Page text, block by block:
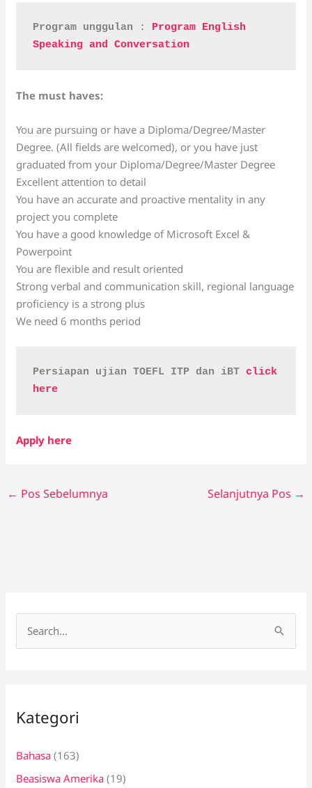
Program unggulan : Program English
Speaking and Conversation
The must haves:
You are pursuing or have a Diploma/Degree/Master
Degree. (All fields are welcomed), or you have just
graduated from your Diploma/Degree/Master Degree
Excellent attention to detail
You have an accurate and proactive mentality in any
project you complete
You have a good knowledge of Microsoft Excel &
Powerpoint
You are flexible and result oriented
Strong verbal and communication skill, regional language
proficiency is a strong plus
We need 6 months period
Persiapan ujian TOEFL ITP dan iBT click
here
Apply here
← Pos Sebelumnya Selanjutnya Pos →
u
t
u
Kategori
Bahasa (163)
Beasiswa Amerika (19)